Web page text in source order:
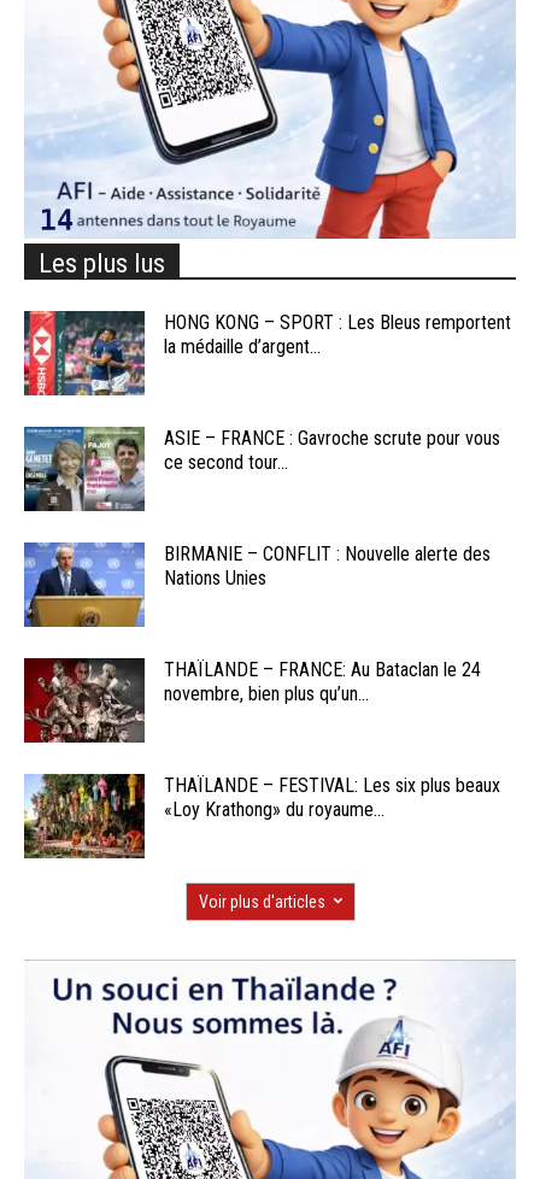
Les plus lus
HONG KONG – SPORT : Les Bleus remportent
la médaille d’argent...
ASIE – FRANCE : Gavroche scrute pour vous
ce second tour...
BIRMANIE – CONFLIT : Nouvelle alerte des
Nations Unies
THAÏLANDE – FRANCE: Au Bataclan le 24
novembre, bien plus qu’un...
THAÏLANDE – FESTIVAL: Les six plus beaux
«Loy Krathong» du royaume...
Voir plus d'articles